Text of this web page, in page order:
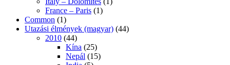
France – Paris (1)
Common (1)
Utazási élmények (magyar) (44)
2010 (44)
Kína (25)
Nepál (15)